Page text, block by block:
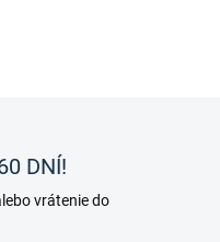
DNÍ!
vrátenie do